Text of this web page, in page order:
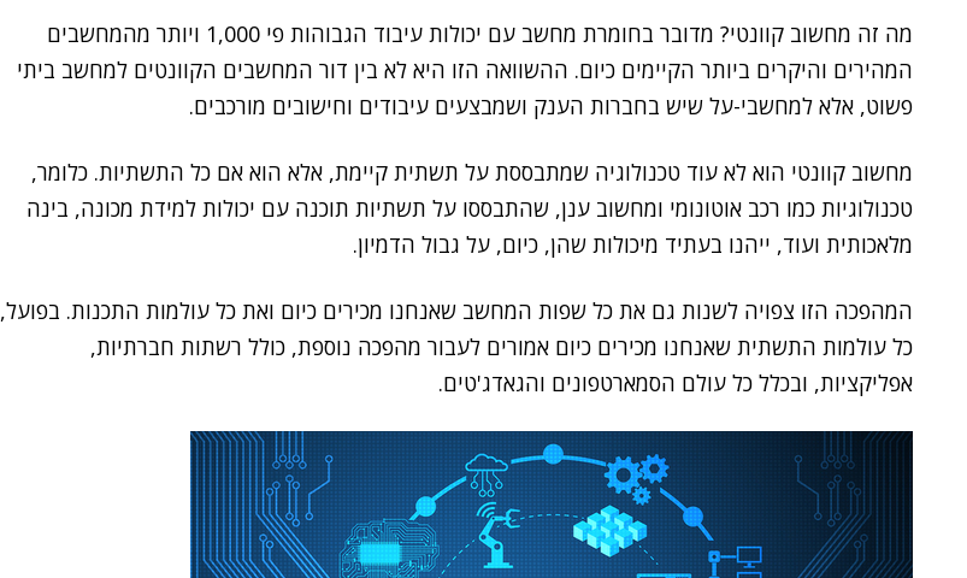
מה זה מחשוב קוונטי? מדובר בחומרת מחשב עם יכולות עיבוד הגבוהות פי 1,000 ויותר מהמחשבים
המהירים והיקרים ביותר הקיימים כיום. ההשוואה הזו היא לא בין דור המחשבים הקוונטים למחשב ביתי
פשוט, אלא למחשבי-על שיש בחברות הענק ושמבצעים עיבודים וחישובים מורכבים.
מחשוב קוונטי הוא לא עוד טכנולוגיה שמתבססת על תשתית קיימת, אלא הוא אם כל התשתיות. כלומר,
טכנולוגיות כמו רכב אוטונומי ומחשוב ענן, שהתבססו על תשתיות תוכנה עם יכולות למידת מכונה, בינה
מלאכותית ועוד, ייהנו בעתיד מיכולות שהן, כיום, על גבול הדמיון.
המהפכה הזו צפויה לשנות גם את כל שפות המחשב שאנחנו מכירים כיום ואת כל עולמות התכנות. בפועל,
כל עולמות התשתית שאנחנו מכירים כיום אמורים לעבור מהפכה נוספת, כולל רשתות חברתיות,
אפליקציות, ובכלל כל עולם הסמארטפונים והגאדג'טים.